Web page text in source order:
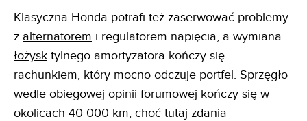
Klasyczna Honda potrafi też zaserwować problemy
z alternatorem i regulatorem napięcia, a wymiana
łożysk tylnego amortyzatora kończy się
rachunkiem, który mocno odczuje portfel. Sprzęgło
wedle obiegowej opinii forumowej kończy się w
okolicach 40 000 km, choć tutaj zdania